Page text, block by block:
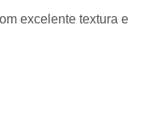
excelente textura e